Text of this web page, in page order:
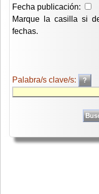
Fecha publicación:
Marque la casilla si
fechas.
Palabra/s clave/s: